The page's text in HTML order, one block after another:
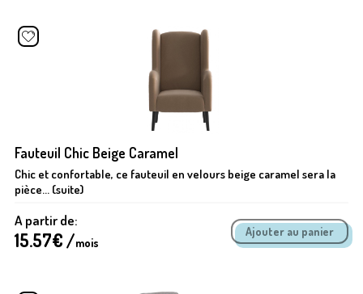
Fauteuil Chic Beige Caramel
Chic et confortable, ce fauteuil en velours beige caramel sera la
pièce... (suite)
A partir de:
15.57€ /mois